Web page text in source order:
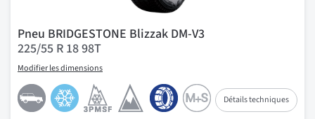
Pneu BRIDGESTONE Blizzak DM-V3
225/55 R 18 98T
Modifier les dimensions
Détails techniques